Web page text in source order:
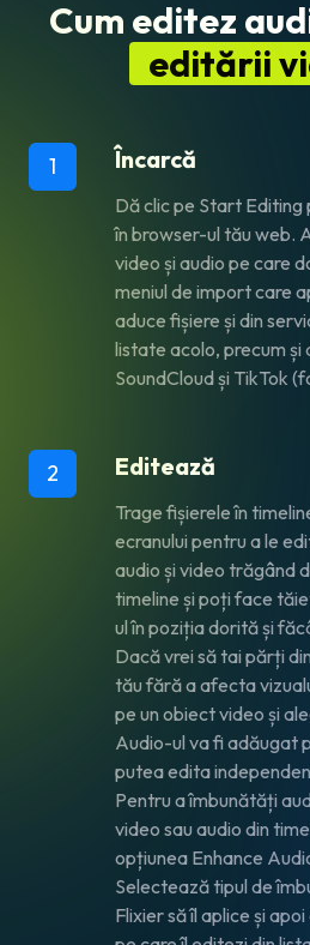
Cum editez
editării
1 Încarcă
Dă clic pe Start Editing
în browser-ul tău web.
video și audio pe care
meniul de import care
aduce fișiere și din
listate acolo, precum și
SoundCloud și TikTok
2 Editează
Trage fișierele în
ecranului pentru a le
audio și video trăgând
timeline și poți face
ul în poziția dorită și
Dacă vrei să tai părți
tău fără a afecta
pe un obiect video și
Audio-ul va fi adăugat
putea edita
Pentru a îmbunătăți
video sau audio din
opțiunea Enhance
Selectează tipul de
Flixier să îl aplice și